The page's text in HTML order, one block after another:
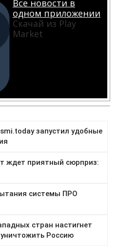
Все новости в
одном приложении
Скачай из Play
Market